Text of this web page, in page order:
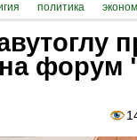
политика
форум